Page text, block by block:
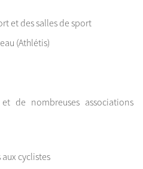
et des salles de sport
(Athlétis)
de nombreuses associations
cyclistes